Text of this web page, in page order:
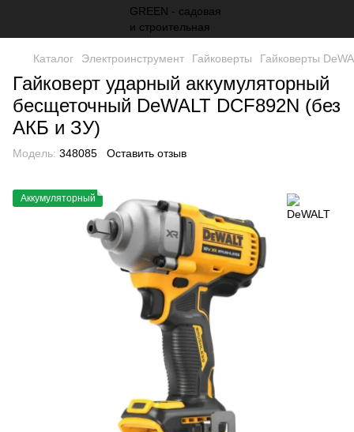
Каталог Электроинструмент Гайковерты Гайковерты
Гайковерт ударный аккумуляторный
бесщеточный DeWALT DCF892N (без
АКБ и ЗУ)
Модель: 348085 Оставить отзыв
Аккумуляторный